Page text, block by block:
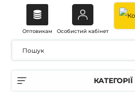
Оптовикам Особистий кабінет
КАТЕГОРІЇ